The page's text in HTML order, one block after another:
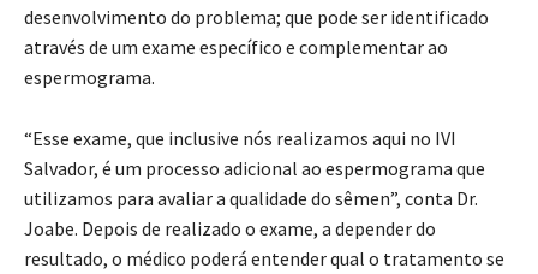
desenvolvimento do problema; que pode ser identificado
através de um exame específico e complementar ao
espermograma.
“Esse exame, que inclusive nós realizamos aqui no IVI
Salvador, é um processo adicional ao espermograma que
utilizamos para avaliar a qualidade do sêmen”, conta Dr.
Joabe. Depois de realizado o exame, a depender do
resultado, o médico poderá entender qual o tratamento se